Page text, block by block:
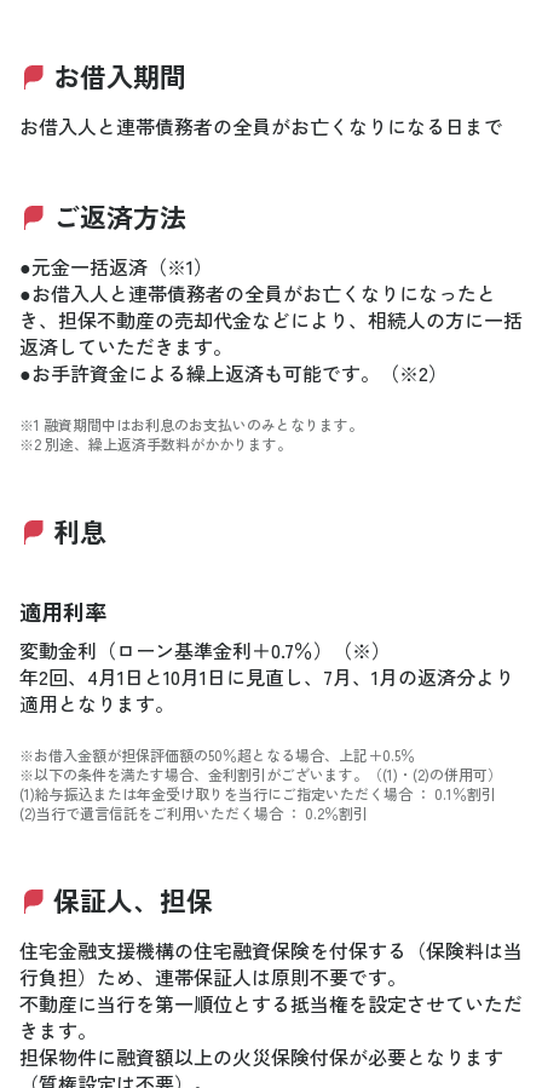
お借入期間
お借入人と連帯債務者の全員がお亡くなりになる日まで
ご返済方法
●元金一括返済（※1）
●お借入人と連帯債務者の全員がお亡くなりになったと
き、担保不動産の売却代金などにより、相続人の方に一括
返済していただきます。
●お手許資金による繰上返済も可能です。（※2）
※1 融資期間中はお利息のお支払いのみとなります。
※2 別途、繰上返済手数料がかかります。
利息
適用利率
変動金利（ローン基準金利＋0.7％）（※）
年2回、4月1日と10月1日に見直し、7月、1月の返済分より
適用となります。
※お借入金額が担保評価額の50％超となる場合、上記＋0.5％
※以下の条件を満たす場合、金利割引がございます。（(1)・(2)の併用可）
(1)給与振込または年金受け取りを当行にご指定いただく場合 ： 0.1％割引
(2)当行で遺言信託をご利用いただく場合 ： 0.2％割引
保証人、担保
住宅金融支援機構の住宅融資保険を付保する（保険料は当
行負担）ため、連帯保証人は原則不要です。
不動産に当行を第一順位とする抵当権を設定させていただ
きます。
担保物件に融資額以上の火災保険付保が必要となります